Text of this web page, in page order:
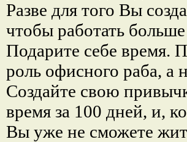
Разве для того Вы
чтобы работать
Подарите себе время.
роль офисного раба, а
Создайте свою
время за 100 дней, и,
Вы уже не сможете